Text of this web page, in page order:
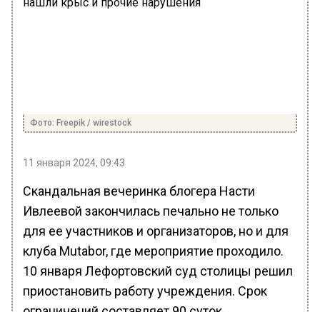
Фото: Freepik / wirestock
11 января 2024, 09:43
Скандальная вечеринка блогера Насти
Ивлеевой закончилась печально не только
для ее участников и организаторов, но и для
клуба Mutabor, где мероприятие проходило.
10 января Лефортовский суд столицы решил
приостановить работу учреждения. Срок